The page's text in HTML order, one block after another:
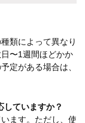
類によって異なり
〜1週間ほどかか
定がある場合は、
していますか？
ます。ただし、使